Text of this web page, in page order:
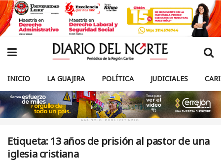
INICIO LA GUAJIRA POLÍTICA JUDICIALES
ANUNCIO PUBLICITARIO
Etiqueta: 13 años de prisión al pastor de una
iglesia cristiana